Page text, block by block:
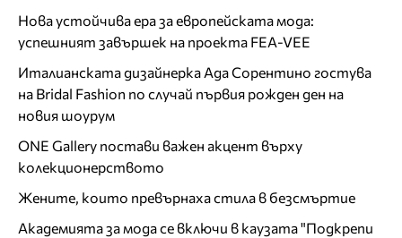
Нова устойчива ера за европейската мода:
успешният завършек на проекта FEA-VEE
Италианската дизайнерка Ада Сорентино гостува
на Bridal Fashion по случай първия рожден ден на
новия шоурум
ONE Gallery постави важен акцент върху
колекционерството
Жените, които превърнаха стила в безсмъртие
Академията за мода се включи в каузата "Подкрепи